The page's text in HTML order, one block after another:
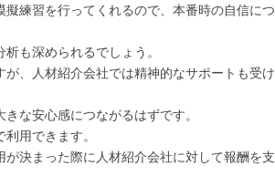
練習を行ってくれるので、本番時の自信につ
も深められるでしょう。
、人材紹介会社では精神的なサポートも受け
な安心感につながるはずです。
用できます。
決まった際に人材紹介会社に対して報酬を支